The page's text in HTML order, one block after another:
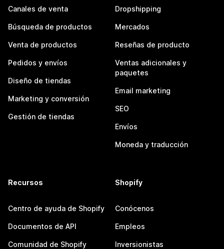
Canales de venta
Búsqueda de productos
Venta de productos
Pedidos y envíos
Diseño de tiendas
Marketing y conversión
Gestión de tiendas
Dropshipping
Mercados
Reseñas de producto
Ventas adicionales y
paquetes
Email marketing
SEO
Envíos
Moneda y traducción
Recursos
Centro de ayuda de Shopify
Documentos de API
Comunidad de Shopify
Shopify
Conócenos
Empleos
Inversionistas